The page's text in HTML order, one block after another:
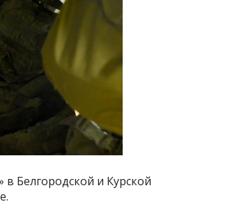
Белгородской и Курской